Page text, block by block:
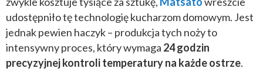
udostępniło tę technologię kucharzom domowym. Jest
jednak pewien haczyk – produkcja tych noży to
intensywny proces, który wymaga 24 godzin
precyzyjnej kontroli temperatury na każde ostrze.